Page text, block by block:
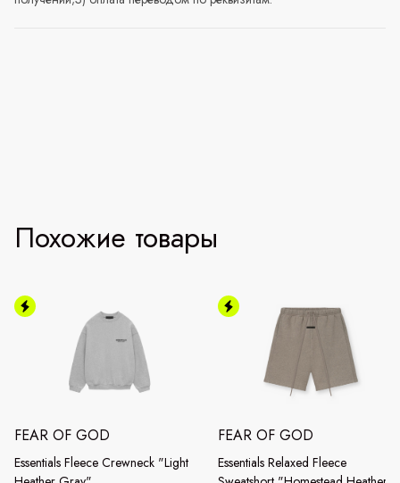
Похожие товары
FEAR OF GOD
Essentials Fleece Crewneck "Light
FEAR OF GOD
Essentials Relaxed Fleece